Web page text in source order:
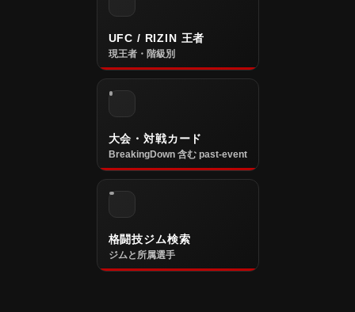
UFC / RIZIN 王者
現王者・階級別
大会・対戦カード
BreakingDown 含む past-event
格闘技ジム検索
ジムと所属選手